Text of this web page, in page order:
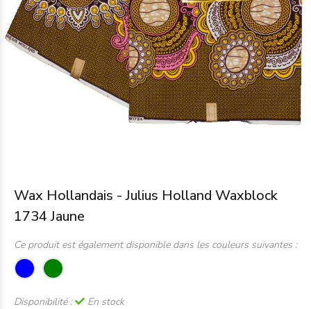
Wax Hollandais - Julius Holland Waxblock
1734 Jaune
Ce produit est également disponible dans les couleurs suivantes :
Disponibilité :
En stock